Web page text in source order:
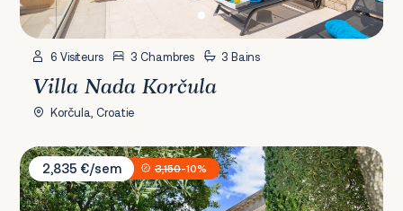
6 Visiteurs 3 Chambres 3 Bains
Villa Nada Korčula
Korčula, Croatie
Villa Tereza
2,835 €/sem
3,150-10%